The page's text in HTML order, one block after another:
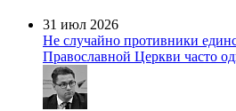
31 июл 2026
Не случайно противники
Православной Церкви часто